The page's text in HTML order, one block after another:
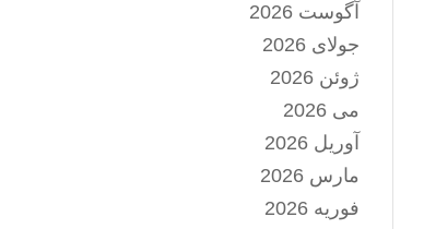
آگوست 2026
جولای 2026
ژوئن 2026
می 2026
آوریل 2026
مارس 2026
فوریه 2026